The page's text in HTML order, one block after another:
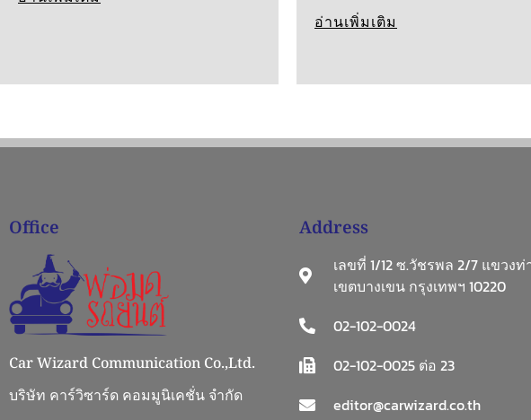
อ่านเพิ่มเติม
Office
Car Wizard Communication Co.,Ltd.
บริษัท คาร์วิซาร์ด คอมมูนิเคชั่น จำกัด
Address
เลขที่ 1/12 ซ.วัชรพล 2/7 แขวงท่
เขตบางเขน กรุงเทพฯ 10220
02-102-0024
02-102-0025 ต่อ 23
editor@carwizard.co.th